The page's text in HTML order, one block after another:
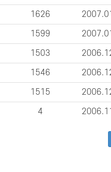
1626
1599
1503
1546
1515
4